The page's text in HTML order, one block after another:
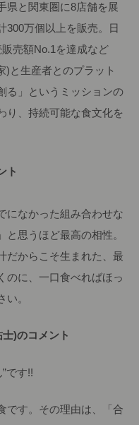
県と関東圏に8店舗を展
300万個以上を販売。日
売額No.1を達成など
)と生産者とのプラット
る」というミッションの
り、持続可能な食文化を
ト
になかった組み合わせな
思うほど最高の相性。
だからこそ生まれた、最
のに、一口食べればほっ
。
)のコメント
です!!
です。その理由は、「合